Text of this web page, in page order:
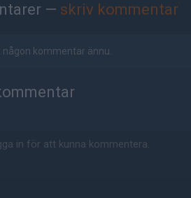
— skriv kommentar
någon kommentar ännu.